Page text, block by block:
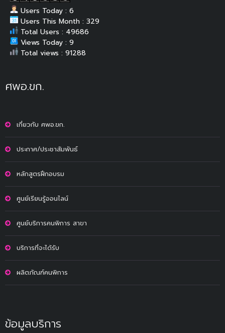
Users Today : 6
Users This Month : 329
Total Users : 49686
Views Today : 9
Total views : 91288
ศพอ.ขก.
เกี่ยวกับ ศพอ.ขก.
ประกาศ/ประชาสัมพันธ์
หลักสูตรฝึกอบรม
ศูนย์เรียนรู้ออนไลน์
ศูนย์บริการคนพิการ สาขา
บริการที่จะได้รับ
ผลิตภัณฑ์คนพิการ
ข้อมูลบริการ